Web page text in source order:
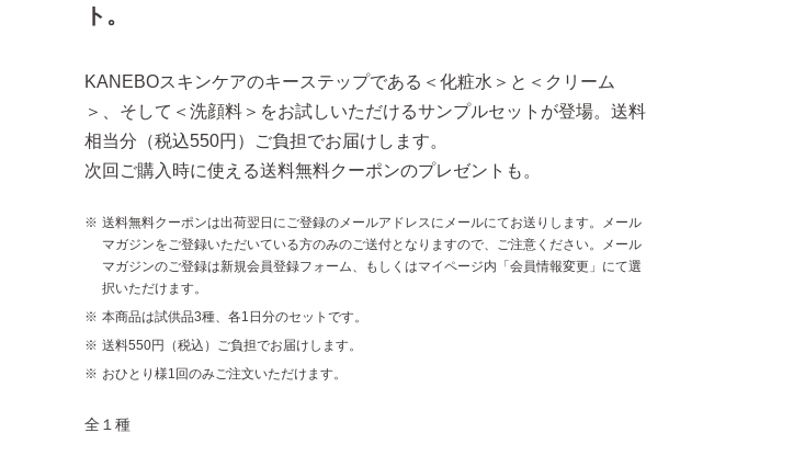
ト。
KANEBOスキンケアのキーステップである＜化粧水＞と＜クリーム
＞、そして＜洗顔料＞をお試しいただけるサンプルセットが登場。送料
相当分（税込550円）ご負担でお届けします。
次回ご購入時に使える送料無料クーポンのプレゼントも。
送料無料クーポンは出荷翌日にご登録のメールアドレスにメールにてお送りします。メール
マガジンをご登録いただいている方のみのご送付となりますので、ご注意ください。メール
マガジンのご登録は新規会員登録フォーム、もしくはマイページ内「会員情報変更」にて選
択いただけます。
本商品は試供品3種、各1日分のセットです。
送料550円（税込）ご負担でお届けします。
おひとり様1回のみご注文いただけます。
全１種